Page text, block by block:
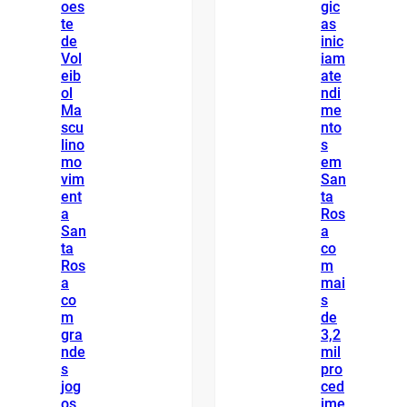
oes
te
de
Vol
eib
ol
Ma
scu
lino
mo
vim
ent
a
San
ta
Ros
a
co
m
gra
nde
s
jog
gic
as
inic
iam
ate
ndi
me
nto
s
em
San
ta
Ros
a
co
m
mai
s
de
3,2
mil
pro
ced